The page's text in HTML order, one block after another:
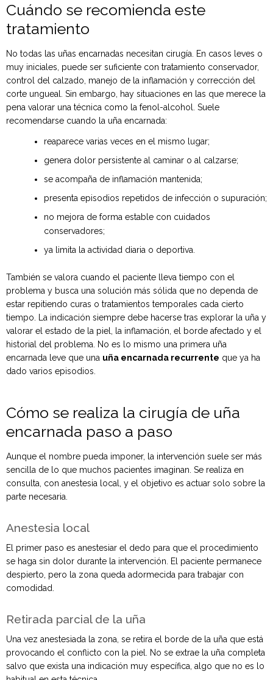
Cuándo se recomienda este
tratamiento
No todas las uñas encarnadas necesitan cirugía. En casos leves o
muy iniciales, puede ser suficiente con tratamiento conservador,
control del calzado, manejo de la inflamación y corrección del
corte ungueal. Sin embargo, hay situaciones en las que merece la
pena valorar una técnica como la fenol-alcohol. Suele
recomendarse cuando la uña encarnada:
reaparece varias veces en el mismo lugar;
genera dolor persistente al caminar o al calzarse;
se acompaña de inflamación mantenida;
presenta episodios repetidos de infección o supuración;
no mejora de forma estable con cuidados
conservadores;
ya limita la actividad diaria o deportiva.
También se valora cuando el paciente lleva tiempo con el
problema y busca una solución más sólida que no dependa de
estar repitiendo curas o tratamientos temporales cada cierto
tiempo. La indicación siempre debe hacerse tras explorar la uña y
valorar el estado de la piel, la inflamación, el borde afectado y el
historial del problema. No es lo mismo una primera uña
encarnada leve que una uña encarnada recurrente que ya ha
dado varios episodios.
Cómo se realiza la cirugía de uña
encarnada paso a paso
Aunque el nombre pueda imponer, la intervención suele ser más
sencilla de lo que muchos pacientes imaginan. Se realiza en
consulta, con anestesia local, y el objetivo es actuar solo sobre la
parte necesaria.
Anestesia local
El primer paso es anestesiar el dedo para que el procedimiento
se haga sin dolor durante la intervención. El paciente permanece
despierto, pero la zona queda adormecida para trabajar con
comodidad.
Retirada parcial de la uña
Una vez anestesiada la zona, se retira el borde de la uña que está
provocando el conflicto con la piel. No se extrae la uña completa
salvo que exista una indicación muy específica, algo que no es lo